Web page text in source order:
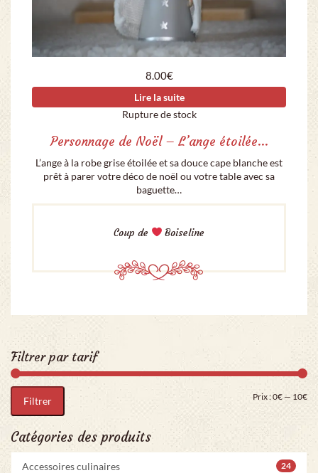
8.00€
Lire la suite
Rupture de stock
Personnage de Noël – L’ange étoilée…
L’ange à la robe grise étoilée et sa douce cape blanche est
prêt à parer votre déco de noël ou votre table avec sa
baguette…
Coup de Boiseline
Filtrer par tarif
Filtrer Prix :0€ — 10€
Catégories des produits
Accessoires culinaires 24